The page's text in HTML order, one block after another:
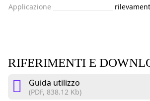
Applicazione
RIFERIMENTI E
Guida utilizzo
(PDF, 838.12 Kb)